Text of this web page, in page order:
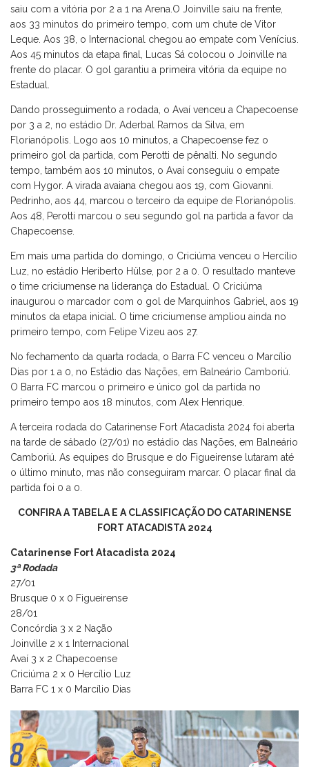
saiu com a vitória por 2 a 1 na Arena.O Joinville saiu na frente,
aos 33 minutos do primeiro tempo, com um chute de Vitor
Leque. Aos 38, o Internacional chegou ao empate com Venícius.
Aos 45 minutos da etapa final, Lucas Sá colocou o Joinville na
frente do placar. O gol garantiu a primeira vitória da equipe no
Estadual.
Dando prosseguimento a rodada, o Avaí venceu a Chapecoense
por 3 a 2, no estádio Dr. Aderbal Ramos da Silva, em
Florianópolis. Logo aos 10 minutos, a Chapecoense fez o
primeiro gol da partida, com Perotti de pênalti. No segundo
tempo, também aos 10 minutos, o Avaí conseguiu o empate
com Hygor. A virada avaiana chegou aos 19, com Giovanni.
Pedrinho, aos 44, marcou o terceiro da equipe de Florianópolis.
Aos 48, Perotti marcou o seu segundo gol na partida a favor da
Chapecoense.
Em mais uma partida do domingo, o Criciúma venceu o Hercílio
Luz, no estádio Heriberto Hülse, por 2 a 0. O resultado manteve
o time criciumense na liderança do Estadual. O Criciúma
inaugurou o marcador com o gol de Marquinhos Gabriel, aos 19
minutos da etapa inicial. O time criciumense ampliou ainda no
primeiro tempo, com Felipe Vizeu aos 27.
No fechamento da quarta rodada, o Barra FC venceu o Marcílio
Dias por 1 a 0, no Estádio das Nações, em Balneário Camboriú.
O Barra FC marcou o primeiro e único gol da partida no
primeiro tempo aos 18 minutos, com Alex Henrique.
A terceira rodada do Catarinense Fort Atacadista 2024 foi aberta
na tarde de sábado (27/01) no estádio das Nações, em Balneário
Camboriú. As equipes do Brusque e do Figueirense lutaram até
o último minuto, mas não conseguiram marcar. O placar final da
partida foi 0 a 0.
CONFIRA A TABELAE A CLASSIFICAÇÃODO CATARINENSE
FORT ATACADISTA 2024
Catarinense Fort Atacadista 2024
3ª Rodada
27/01
Brusque 0 x 0 Figueirense
28/01
Concórdia 3 x 2 Nação
Joinville 2 x 1 Internacional
Avaí 3 x 2 Chapecoense
Criciúma 2 x 0 Hercílio Luz
Barra FC 1 x 0 Marcílio Dias